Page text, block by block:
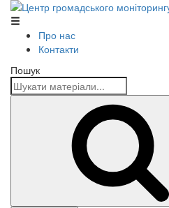
Центр громадського моніторингу
Про нас
Контакти
Пошук